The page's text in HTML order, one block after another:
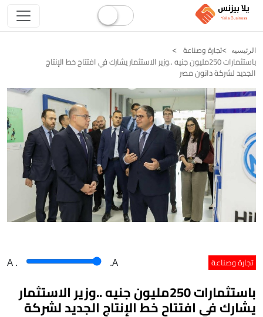
الرئيسيه تجارة وصناعة
باستثمارات 250مليون جنيه ..وزير الاستثمار يشارك في افتتاح خط الإنتاج
الجديد لشركة دانون مصر
تجارة وصناعة A . .A
باستثمارات 250مليون جنيه ..وزير الاستثمار
يشارك في افتتاح خط الإنتاج الجديد لشركة